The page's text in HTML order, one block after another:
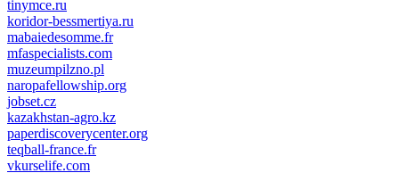
tinymce.ru
koridor-bessmertiya.ru
mabaiedesomme.fr
mfaspecialists.com
muzeumpilzno.pl
naropafellowship.org
jobset.cz
kazakhstan-agro.kz
paperdiscoverycenter.org
teqball-france.fr
vkurselife.com